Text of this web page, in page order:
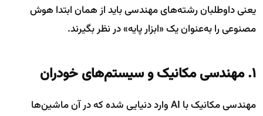
یعنی داوطلبان رشته‌های مهندسی باید از همان ابتدا هوش
مصنوعی را به‌عنوان یک «ابزار پایه» در نظر بگیرند.
۱. مهندسی مکانیک و سیستم‌های خودران
مهندسی مکانیک با AI وارد دنیایی شده که در آن ماشین‌ها